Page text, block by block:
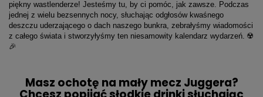
piękny wastlenderze! Jesteśmy tu, by ci pomóc, jak zawsze. Podczas
jednej z wielu bezsennych nocy, słuchając odgłosów kwaśnego
deszczu uderzającego o dach naszego bunkra, zebrałyśmy wiadomości
z całego świata i stworzyłyśmy ten niesamowity kalendarz wydarzeń. ☢️
🎉
Masz ochotę na mały mecz Juggera?